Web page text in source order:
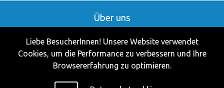
Über uns
Kontakt
Partner
Impressum
Datenschutzerklärung
Liebe BesucherInnen! Unsere Website verwendet
Cookies, um die Performance zu verbessern und Ihre
Browsererfahrung zu optimieren.